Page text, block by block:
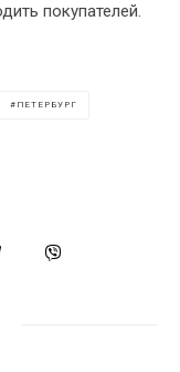
покупателей.
ПЕТЕРБУРГ